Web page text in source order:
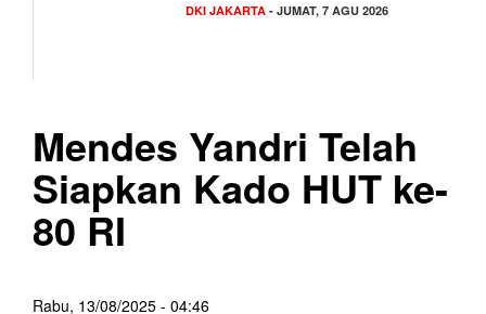
NASIONAL- JUMAT, 7 AGU 2026
Mendes Yandri Telah
Siapkan Kado HUT ke-
80 RI
Rabu, 13/08/2025 - 04:46